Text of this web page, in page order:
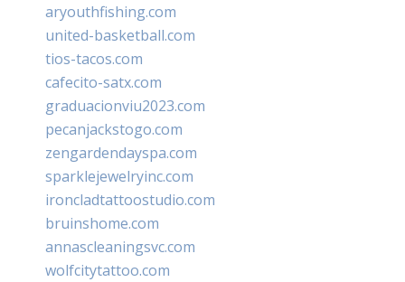
aryouthfishing.com
united-basketball.com
tios-tacos.com
cafecito-satx.com
graduacionviu2023.com
pecanjackstogo.com
zengardendayspa.com
sparklejewelryinc.com
ironcladtattoostudio.com
bruinshome.com
annascleaningsvc.com
wolfcitytattoo.com